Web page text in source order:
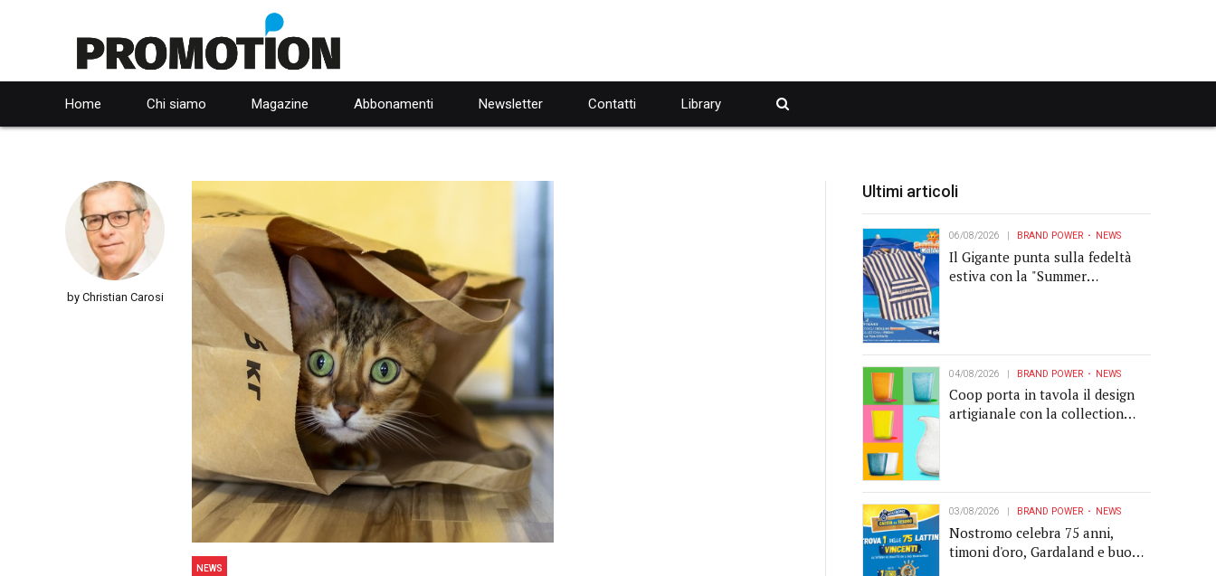
Home Chi siamo Magazine Abbonamenti Newsletter Contatti Library
by Christian Carosi
NEWS
Ultimi articoli
06/08/2026 BRAND POWER NEWS
Il Gigante punta sulla fedeltà
estiva con la "Summer
04/08/2026 BRAND POWER NEWS
Coop porta in tavola il design
artigianale con la collection
03/08/2026 BRAND POWER NEWS
Nostromo celebra 75 anni,
timoni d'oro, Gardaland e buoni